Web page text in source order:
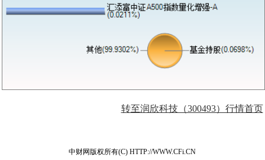
转至润欣科技（300493）行情首页
中财网版权所有(C) HTTP://WWW.CFi.CN